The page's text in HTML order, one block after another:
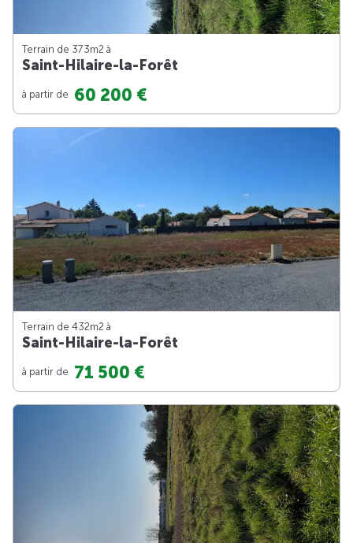
Terrain de 373m2 à
Saint-Hilaire-la-Forêt
à partir de 60 200 €
Terrain de 432m2 à
Saint-Hilaire-la-Forêt
à partir de 71 500 €